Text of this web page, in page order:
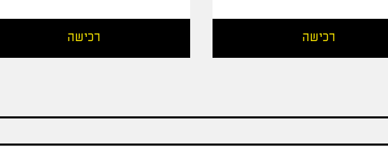
רכישה רכישה